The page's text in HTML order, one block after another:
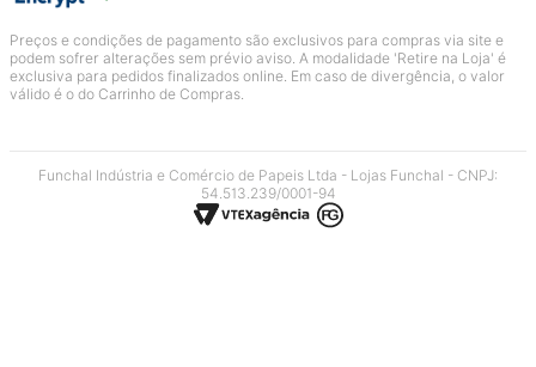
Preços e condições de pagamento são exclusivos para compras via site e
podem sofrer alterações sem prévio aviso. A modalidade 'Retire na Loja' é
exclusiva para pedidos finalizados online. Em caso de divergência, o valor
válido é o do Carrinho de Compras.
Funchal Indústria e Comércio de Papeis Ltda - Lojas Funchal - CNPJ:
54.513.239/0001-94